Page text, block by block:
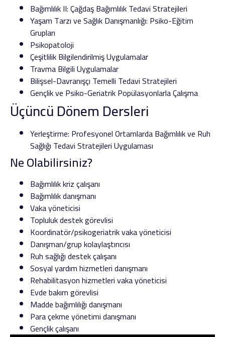
Bağımlılık II: Çağdaş Bağımlılık Tedavi Stratejileri
Yaşam Tarzı ve Sağlık Danışmanlığı: Psiko-Eğitim
Grupları
Psikopatoloji
Çeşitlilik Bilgilendirilmiş Uygulamalar
Travma Bilgili Uygulamalar
Bilişsel-Davranışçı Temelli Tedavi Stratejileri
Gençlik ve Psiko-Geriatrik Popülasyonlarla Çalışma
Üçüncü Dönem Dersleri
Yerleştirme: Profesyonel Ortamlarda Bağımlılık ve Ruh
Sağlığı Tedavi Stratejileri Uygulaması
Ne Olabilirsiniz?
Bağımlılık kriz çalışanı
Bağımlılık danışmanı
Vaka yöneticisi
Topluluk destek görevlisi
Koordinatör/psikogeriatrik vaka yöneticisi
Danışman/grup kolaylaştırıcısı
Ruh sağlığı destek çalışanı
Sosyal yardım hizmetleri danışmanı
Rehabilitasyon hizmetleri vaka yöneticisi
Evde bakım görevlisi
Madde bağımlılığı danışmanı
Para çekme yönetimi danışmanı
Gençlik çalışanı